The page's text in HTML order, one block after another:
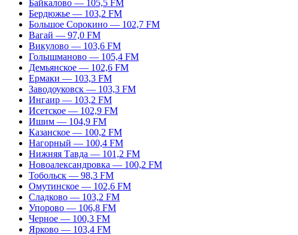
Байкалово — 105,5 FM
Бердюжье — 103,2 FM
Большое Сорокино — 102,7 FM
Вагай — 97,0 FM
Викулово — 103,6 FM
Голышманово — 105,4 FM
Демьянское — 102,6 FM
Ермаки — 103,3 FM
Заводоуковск — 103,3 FM
Ингаир — 103,2 FM
Исетское — 102,9 FM
Ишим — 104,9 FM
Казанское — 100,2 FM
Нагорный — 100,4 FM
Нижняя Тавда — 101,2 FM
Новоалександровка — 100,2 FM
Тобольск — 98,3 FM
Омутинское — 102,6 FM
Сладково — 103,2 FM
Упорово — 106,8 FM
Черное — 100,3 FM
Ярково — 103,4 FM